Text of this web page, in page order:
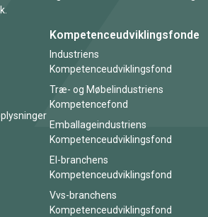
Kompetenceudviklingsfonde
Industriens
Kompetenceudviklingsfond
Træ- og Møbelindustriens
Kompetencefond
Emballageindustriens
Kompetenceudviklingsfond
El-branchens
Kompetenceudviklingsfond
Vvs-branchens
Kompetenceudviklingsfond